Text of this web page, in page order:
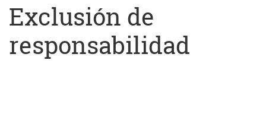
Exclusión de
responsabilidad